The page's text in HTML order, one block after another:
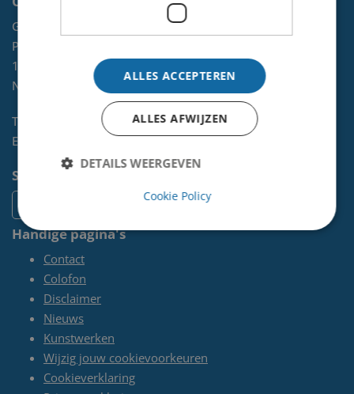
Gemeente Velsen
Postbus 465
1970 AL
IJMUIDEN
NL
Telefoon:
0255-567 200
E-mail:
kunst@velsen.nl
Socials
Handige pagina's
Contact
Colofon
Disclaimer
Nieuws
Kunstwerken
Wijzig jouw cookievoorkeuren
Cookieverklaring
ALLES ACCEPTEREN
ALLES AFWIJZEN
DETAILS WEERGEVEN
Cookie Policy